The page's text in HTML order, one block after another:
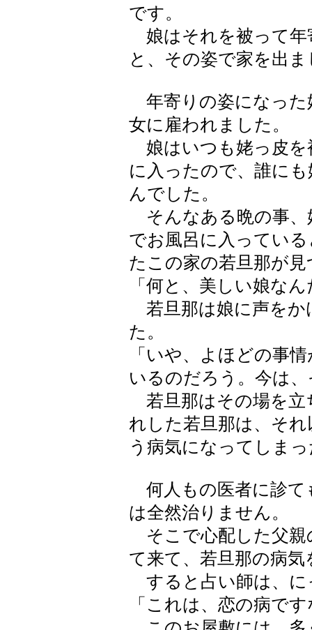
です。
娘はそれを被って年
と、その姿で家を出
年寄りの姿になった
女に雇われました。
娘はいつも姥っ皮を
に入ったので、誰に
んでした。
そんなある晩の事、
でお風呂に入ってい
たこの家の若旦那が
「何と、美しい娘なん
若旦那は娘に声をか
た。
「いや、よほどの事
いるのだろう。今は
若旦那はその場を立
れした若旦那は、そ
う病気になってしま
何人もの医者に診て
は全然治りません。
そこで心配した父親
て来て、若旦那の病
すると占い師は、に
「これは、恋の病で